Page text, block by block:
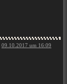
09.10.2017 um 16:09